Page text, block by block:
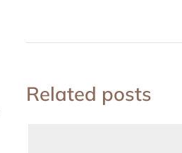
Related posts